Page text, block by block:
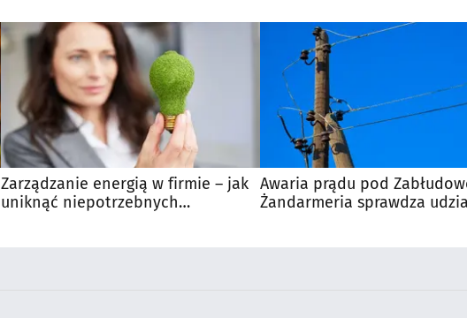
Zarządzanie energią w firmie – jak
uniknąć niepotrzebnych
Awaria prądu pod
Żandarmeria sprawdza